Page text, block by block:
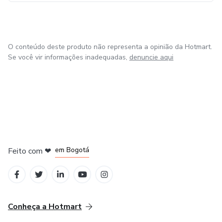
O conteúdo deste produto não representa a opinião da Hotmart.
Se você vir informações inadequadas, denuncie aqui
Feito com ❤ em Bogotá
Conheça a Hotmart